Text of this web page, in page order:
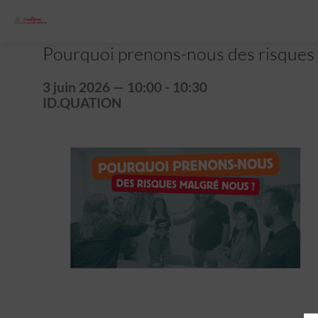
Pourquoi prenons-nous des risques
3 juin 2026 — 10:00 - 10:30
ID.QUATION